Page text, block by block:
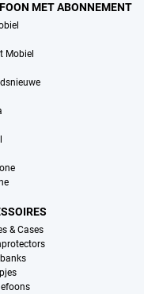
MET ABONNEMENT
Mobiel
& Cases